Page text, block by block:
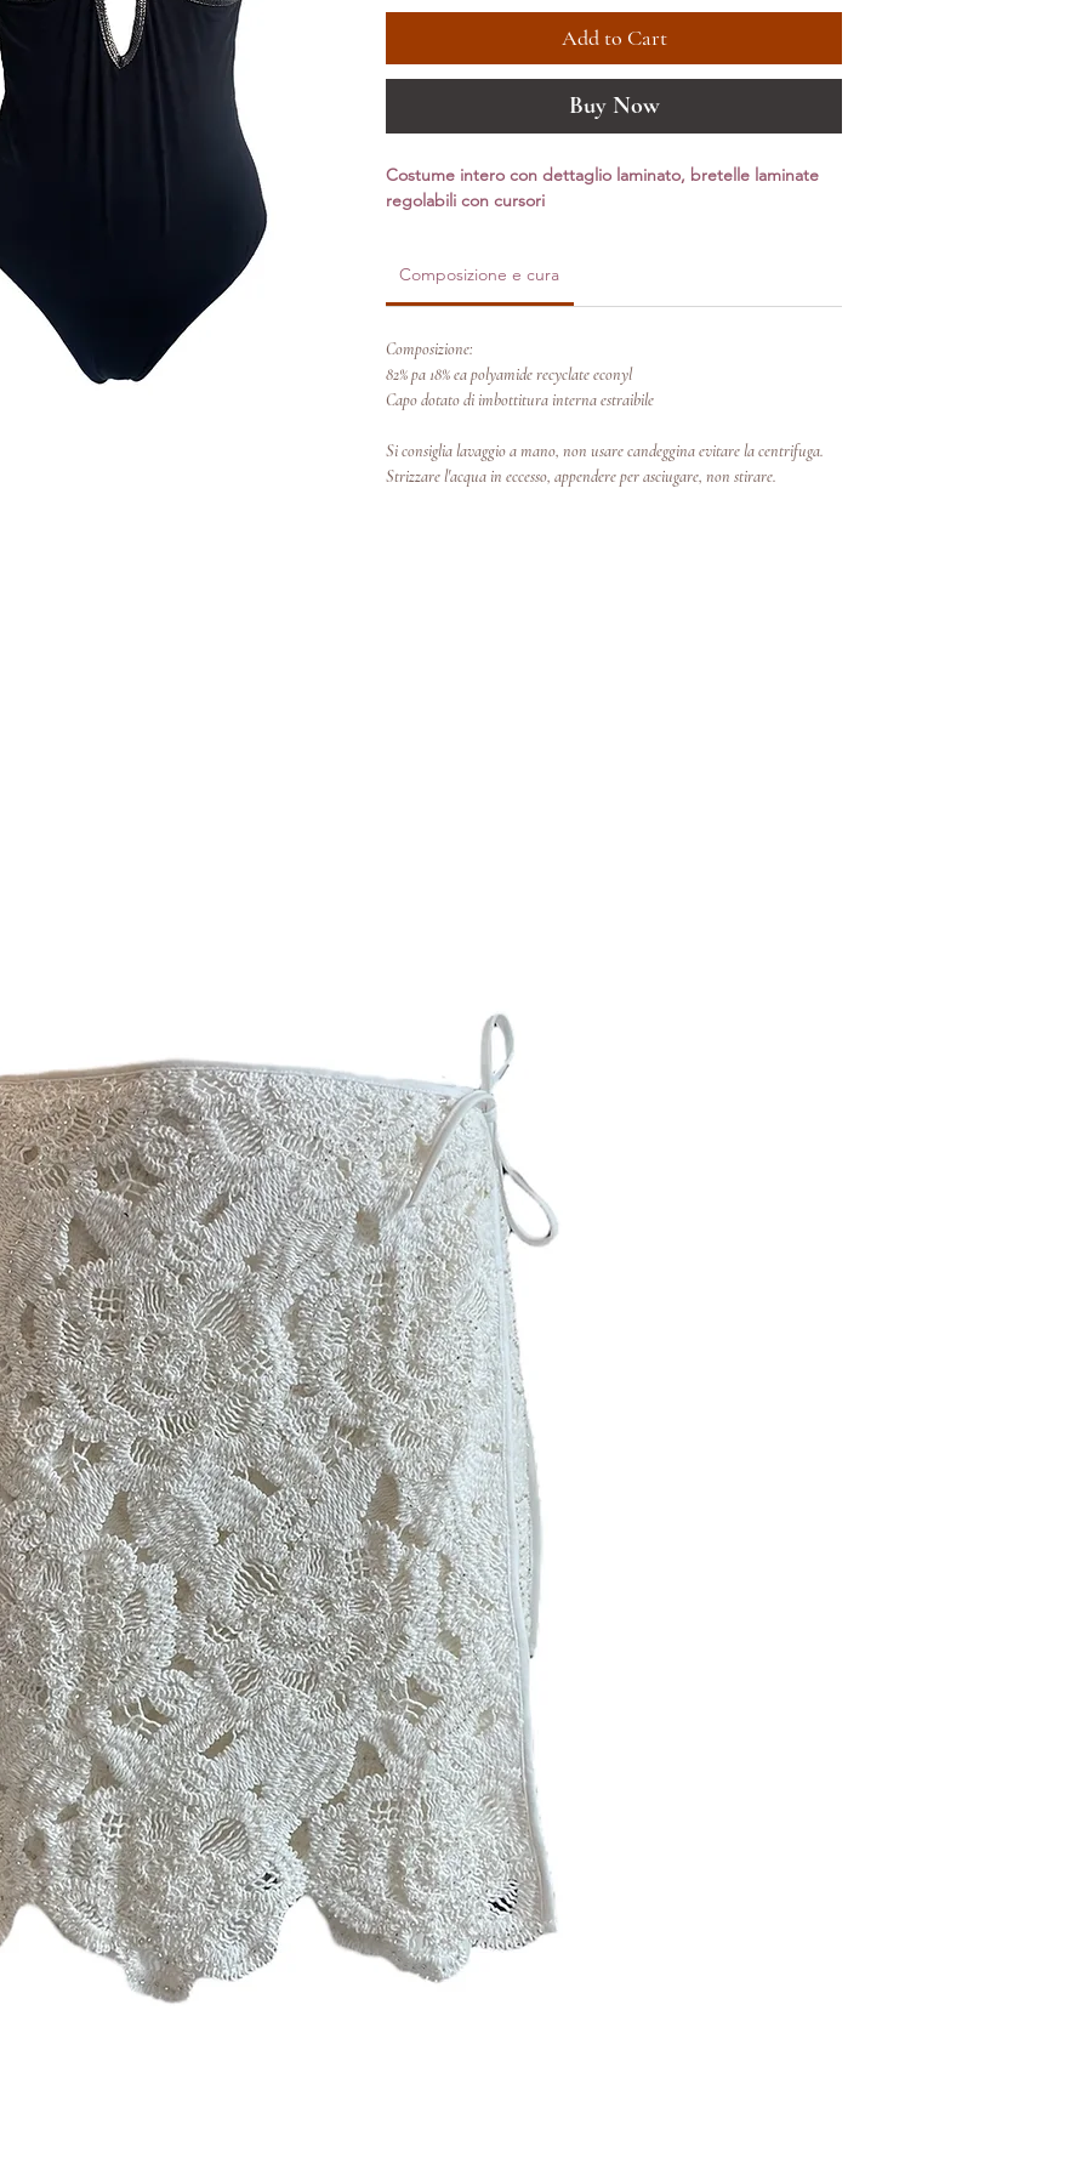
Add to Cart
Buy Now
Costume intero con dettaglio laminato, bretelle laminate
regolabili con cursori
Composizione e cura
Composizione:
82% pa 18% ea polyamide recyclate econyl
Capo dotato di imbottitura interna estraibile
Si consiglia lavaggio a mano, non usare candeggina evitare la centrifuga.
Strizzare l'acqua in eccesso, appendere per asciugare, non stirare.